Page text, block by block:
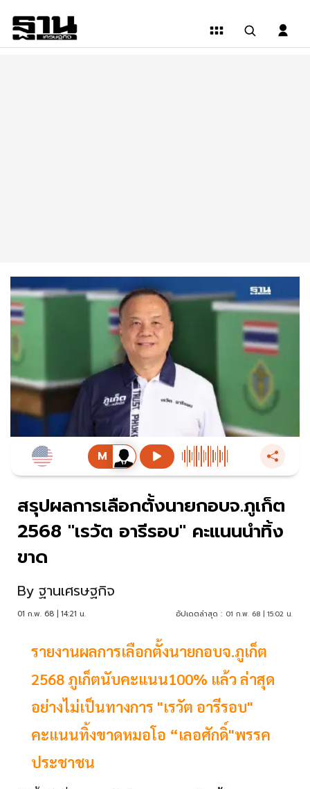
สรุปผลการเลือกตั้งนายกอบจ.ภูเก็ต
2568 "เรวัต อารีรอบ" คะแนนนำทิ้ง
ขาด
By ฐานเศรษฐกิจ
01 ก.พ. 68 | 14:21 น. อัปเดตล่าสุด : 01 ก.พ. 68 | 15:02 น.
รายงานผลการเลือกตั้งนายกอบจ.ภูเก็ต
2568 ภูเก็ตนับคะแนน100% แล้ว ล่าสุด
อย่างไม่เป็นทางการ "เรวัต อารีรอบ"
คะแนนทิ้งขาดหมอโอ “เลอศักดิ์"พรรค
ประชาชน